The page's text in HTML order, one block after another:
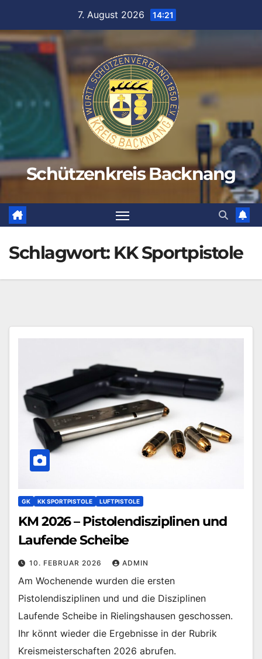
springen
7. August 2026 14:21
Schützenkreis Backnang
Schlagwort: KK Sportpistole
GK KK SPORTPISTOLE LUFTPISTOLE
KM 2026 – Pistolendisziplinen und
Laufende Scheibe
10. FEBRUAR 2026 ADMIN
Am Wochenende wurden die ersten
Pistolendisziplinen und und die Disziplinen
Laufende Scheibe in Rielingshausen geschossen.
Ihr könnt wieder die Ergebnisse in der Rubrik
Kreismeisterschaften 2026 abrufen.